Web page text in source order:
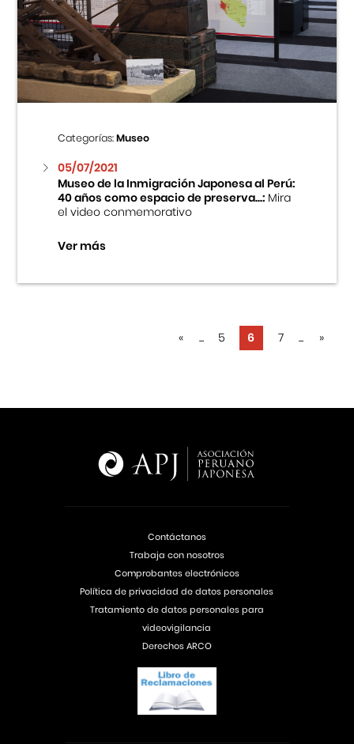
Categorías:Museo
05/07/2021
Museo de la Inmigración Japonesa al Perú:
40 años como espacio de preserva...:Mira
el video conmemorativo
Ver más
« ... 5 6 7 ... »
Contáctanos
Trabaja con nosotros
Comprobantes electrónicos
Política de privacidad de datos personales
Tratamiento de datos personales para
videovigilancia
Derechos ARCO